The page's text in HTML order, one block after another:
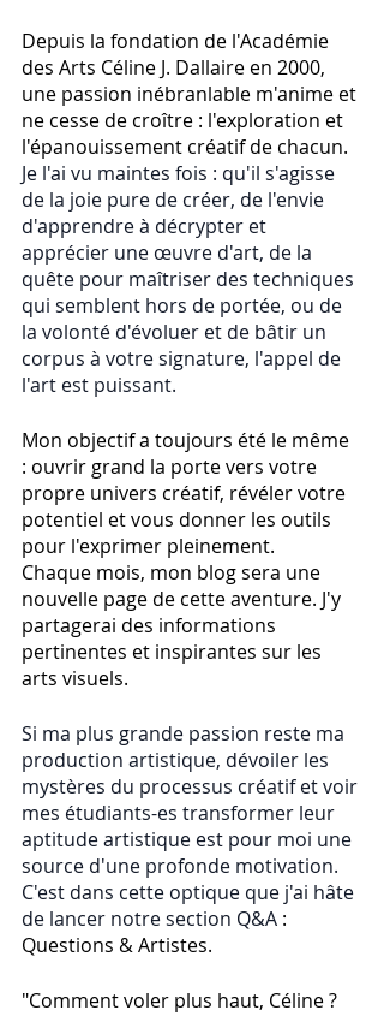
Depuis la fondation de l'Académie
des Arts Céline J. Dallaire en 2000,
une passion inébranlable m'anime et
ne cesse de croître : l'exploration et
l'épanouissement créatif de chacun.
Je l'ai vu maintes fois : qu'il s'agisse
de la joie pure de créer, de l'envie
d'apprendre à décrypter et
apprécier une œuvre d'art, de la
quête pour maîtriser des techniques
qui semblent hors de portée, ou de
la volonté d'évoluer et de bâtir un
corpus à votre signature, l'appel de
l'art est puissant.
Mon objectif a toujours été le même
: ouvrir grand la porte vers votre
propre univers créatif, révéler votre
potentiel et vous donner les outils
pour l'exprimer pleinement.
Chaque mois, mon blog sera une
nouvelle page de cette aventure. J'y
partagerai des informations
pertinentes et inspirantes sur les
arts visuels.
Si ma plus grande passion reste ma
production artistique, dévoiler les
mystères du processus créatif et voir
mes étudiants-es transformer leur
aptitude artistique est pour moi une
source d'une profonde motivation.
C'est dans cette optique que j'ai hâte
de lancer notre section Q&A :
Questions & Artistes.
"Comment voler plus haut, Céline ?